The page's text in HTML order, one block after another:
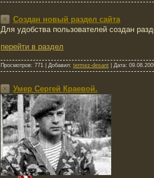
Создан новый раздел сайта
Для удобства пользователей создан
перейти в раздел
Просмотров: 771 Добавил: termez-desant Дата:
Умер Сергей Краевой.